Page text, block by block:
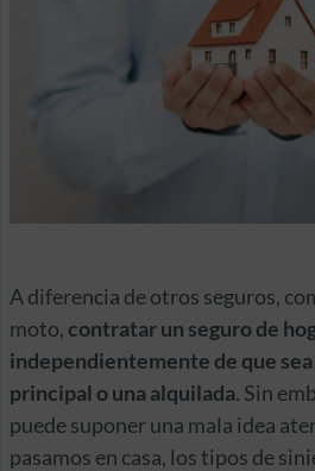
A diferencia de otros seguros,
moto, contratar un seguro de
independientemente de que
principal o una alquilada. Sin
puede suponer una mala idea
pasamos en casa, los tipos de